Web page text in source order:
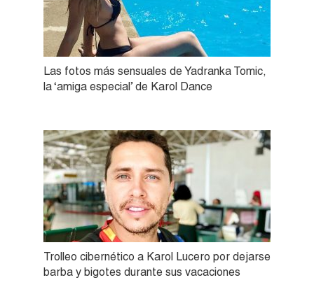
Las fotos más sensuales de Yadranka Tomic,
la ‘amiga especial’ de Karol Dance
Trolleo cibernético a Karol Lucero por dejarse
barba y bigotes durante sus vacaciones